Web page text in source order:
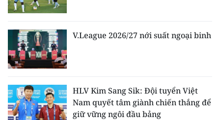
V.League 2026/27 nới suất ngoại binh
HLV Kim Sang Sik: Đội tuyển Việt
Nam quyết tâm giành chiến thắng để
giữ vững ngôi đầu bảng